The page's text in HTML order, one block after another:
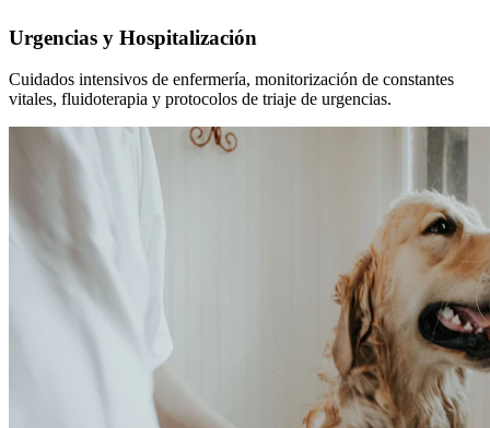
Urgencias y Hospitalización
Cuidados intensivos de enfermería, monitorización de constantes
vitales, fluidoterapia y protocolos de triaje de urgencias.